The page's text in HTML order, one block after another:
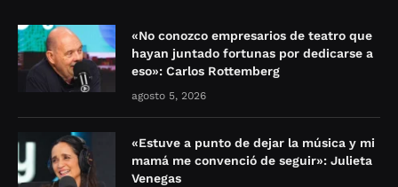
«No conozco empresarios de teatro que
hayan juntado fortunas por dedicarse a
eso»: Carlos Rottemberg
agosto 5, 2026
«Estuve a punto de dejar la música y mi
mamá me convenció de seguir»: Julieta
Venegas